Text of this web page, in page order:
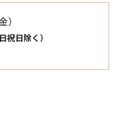
）
祝日除く）